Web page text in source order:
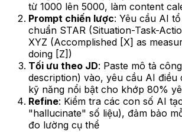
từ 1000 lên 5000, làm content
Prompt chiến lược: Yêu cầu AI
chuẩn STAR (Situation-Task-
XYZ (Accomplished [X] as
doing [Z])
Tối ưu theo JD: Paste mô tả
description) vào, yêu cầu AI
kỹ năng nổi bật cho khớp 80%
Refine: Kiểm tra các con số AI
"hallucinate" số liệu), đảm bảo
đo lường cụ thể